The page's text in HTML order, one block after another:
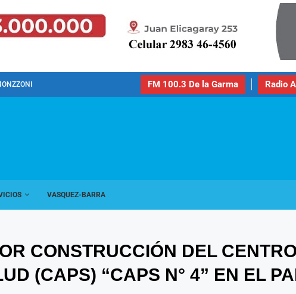
FM 100.3 De la Garma Radio
VASQUEZ-BARRA
CONSTRUCCIÓN DEL
(CAPS) “CAPS N° 4” EN EL